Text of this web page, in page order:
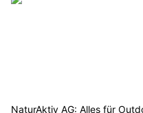
NaturAktiv AG: Alles für